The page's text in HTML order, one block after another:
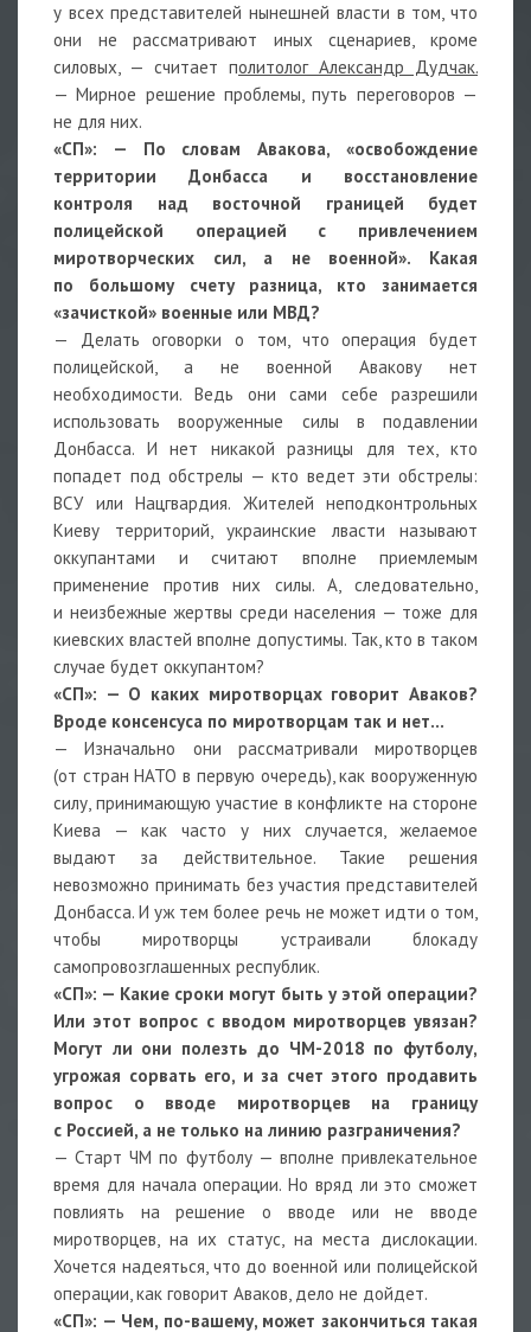
у всех представителей нынешней власти в том, что
они не рассматривают иных сценариев, кроме
силовых, — считает политолог Александр Дудчак.
— Мирное решение проблемы, путь переговоров —
не для них.
«СП»: — По словам Авакова, «освобождение
территории Донбасса и восстановление
контроля над восточной границей будет
полицейской операцией с привлечением
миротворческих сил, а не военной». Какая
по большому счету разница, кто занимается
«зачисткой» военные или МВД?
— Делать оговорки о том, что операция будет
полицейской, а не военной Авакову нет
необходимости. Ведь они сами себе разрешили
использовать вооруженные силы в подавлении
Донбасса. И нет никакой разницы для тех, кто
попадет под обстрелы — кто ведет эти обстрелы:
ВСУ или Нацгвардия. Жителей неподконтрольных
Киеву территорий, украинские лвасти называют
оккупантами и считают вполне приемлемым
применение против них силы. А, следовательно,
и неизбежные жертвы среди населения — тоже для
киевских властей вполне допустимы. Так, кто в таком
случае будет оккупантом?
«СП»: — О каких миротворцах говорит Аваков?
Вроде консенсуса по миротворцам так и нет…
— Изначально они рассматривали миротворцев
(от стран НАТО в первую очередь), как вооруженную
силу, принимающую участие в конфликте на стороне
Киева — как часто у них случается, желаемое
выдают за действительное. Такие решения
невозможно принимать без участия представителей
Донбасса. И уж тем более речь не может идти о том,
чтобы миротворцы устраивали блокаду
самопровозглашенных республик.
«СП»: — Какие сроки могут быть у этой операции?
Или этот вопрос с вводом миротворцев увязан?
Могут ли они полезть до ЧМ-2018 по футболу,
угрожая сорвать его, и за счет этого продавить
вопрос о вводе миротворцев на границу
с Россией, а не только на линию разграничения?
— Старт ЧМ по футболу — вполне привлекательное
время для начала операции. Но вряд ли это сможет
повлиять на решение о вводе или не вводе
миротворцев, на их статус, на места дислокации.
Хочется надеяться, что до военной или полицейской
операции, как говорит Аваков, дело не дойдет.
«СП»: — Чем, по-вашему, может закончиться такая